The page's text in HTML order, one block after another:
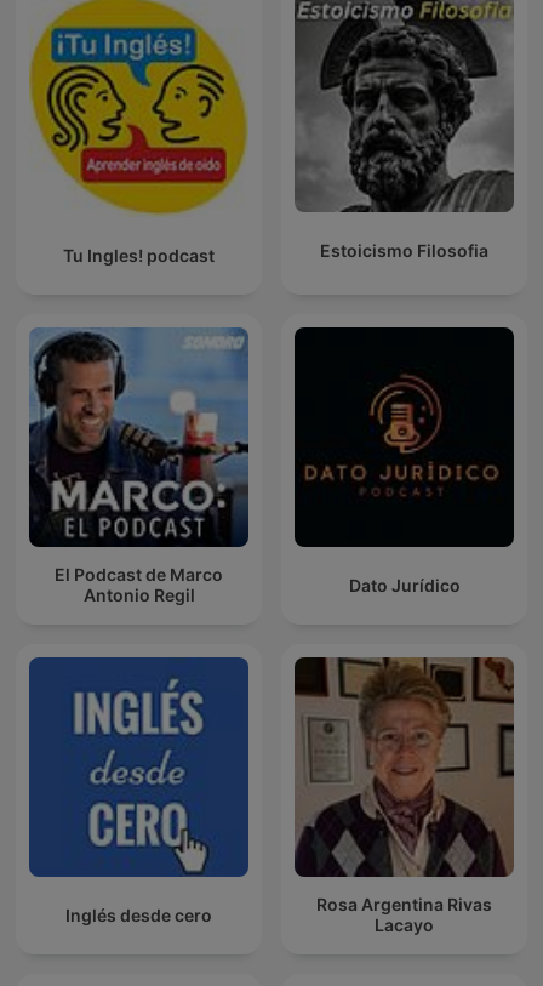
Tu Ingles! podcast Estoicismo Filosofia
El Podcast de Marco
Antonio Regil
Dato Jurídico
Inglés desde cero
Rosa Argentina Rivas
Lacayo